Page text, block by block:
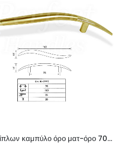
Λαβές επίπλων καμπύλο όρο ματ-όρο 703-15-11/96